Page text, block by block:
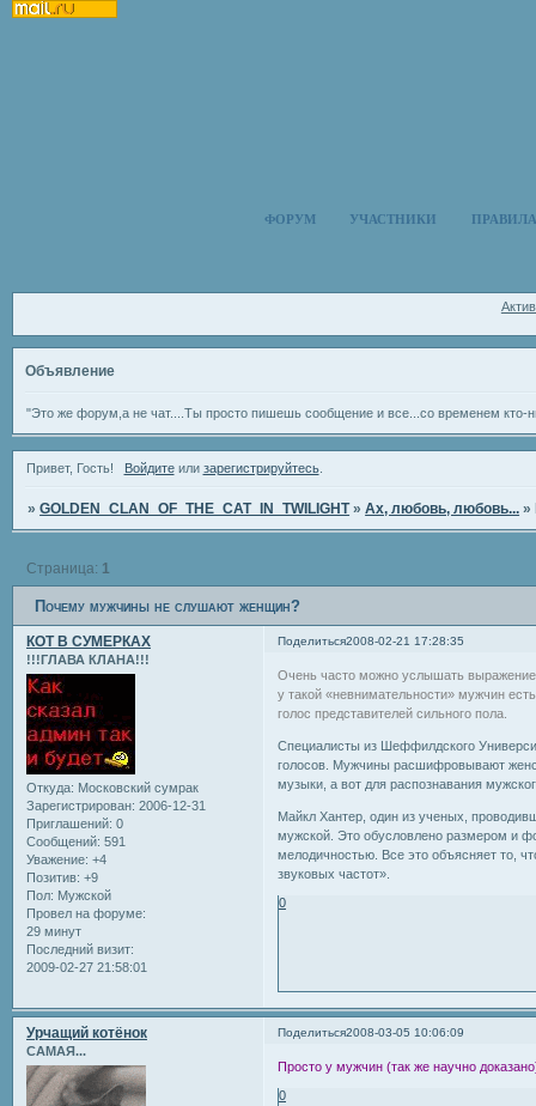
ФОРУМ УЧАСТНИКИ ПРАВИЛА
Объявление
"Это же форум,а не чат....Ты просто пишешь сообщение и все...со временем
Привет, Гость! Войдитеили зарегистрируйтесь.
»GOLDEN_CLAN_OF_THE_CAT_IN_TWILIGHT »Ах, любовь, любовь... »
Почему мужчины не слушают женщин?
Страница: 1
Поделиться2008-02-21 17:28:35
КОТ В СУМЕРКАХ
!!!ГЛАВА КЛАНА!!!
Откуда: Московский сумрак
Зарегистрирован: 2006-12-31
Приглашений: 0
Сообщений: 591
Уважение: +4
Позитив: +9
Пол: Мужской
Провел на форуме:
29 минут
Последний визит:
2009-02-27 21:58:01
Очень часто можно услышать
у такой «невнимательности» мужчин
голос представителей сильного пола.
Специалисты из Шеффилдского
голосов. Мужчины расшифровывают
музыки, а вот для распознавания
Майкл Хантер, один из ученых,
мужской. Это обусловлено размером и
мелодичностью. Все это объясняет то,
звуковых частот».
0
Поделиться2008-03-05 10:06:09
Урчащий котёнок
САМАЯ...
Просто у мужчин (так же научно
0